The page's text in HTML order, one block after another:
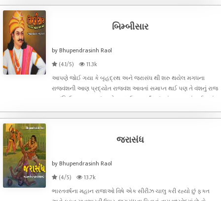
નેપાળ પંજાબ દક્ષિણમ
બિમ્બીસાર
by Bhupendrasinh Raol
(4.1/5)
11.3k
આપણે જોઈ ગયા કે બૃહદ્રથ અને જરાસંધ થી શરુ થયેલ મગધના
રાજવંશની આણ પ્રદ્યોત રાજવંશ આવતાં સમાપ્ત થઈ પણ તે વંશનું રાજ
અવંતિ ઉપર ચાલુ હતું અને મગધ ઉપર હર્યંક વંશનું રાજ ચાલું થઈ ગયું
રાજા ભટ્ટીય હ
જરાસંધ
by Bhupendrasinh Raol
(4/5)
13.7k
ભારતવર્ષના મહાન રાજાઓ વિષે એક સીરીઝ ચાલુ કરી રહ્યો છું ફક્ત